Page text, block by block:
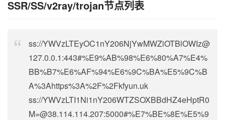
SSR/SS/v2ray/trojan节点列表
ss://YWVzLTEyOC1nY206NjYwMWZiOTBlOWIz@
127.0.0.1:443#%E9%AB%98%E6%80%A7%E4%
BB%B7%E6%AF%94%E6%9C%BA%E5%9C%B
A%3Ahttps%3A%2F%2Fkfyun.uk
ss://YWVzLTI1Ni1nY206WTZSOXBBdHZ4eHptR0
M=@38.114.114.207:5000#%E7%BE%8E%E5%9